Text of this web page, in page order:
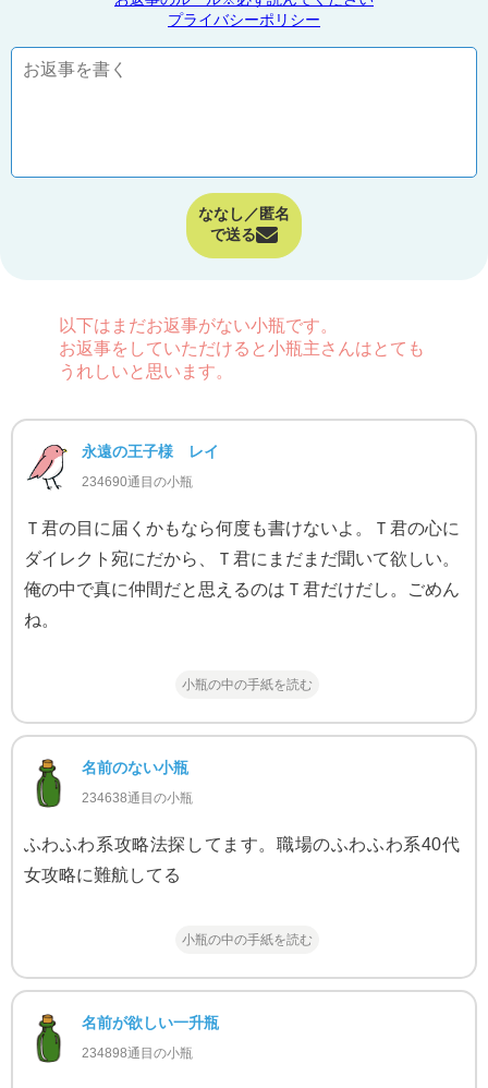
プライバシーポリシー
ななし／匿名
で送る
以下はまだお返事がない小瓶です。
お返事をしていただけると小瓶主さんはとても
うれしいと思います。
永遠の王子様 レイ
234690通目の小瓶
Ｔ君の目に届くかもなら何度も書けないよ。Ｔ君の心に
ダイレクト宛にだから、Ｔ君にまだまだ聞いて欲しい。
俺の中で真に仲間だと思えるのはＴ君だけだし。ごめん
ね。
小瓶の中の手紙を読む
名前のない小瓶
234638通目の小瓶
ふわふわ系攻略法探してます。職場のふわふわ系40代
女攻略に難航してる
小瓶の中の手紙を読む
名前が欲しい一升瓶
234898通目の小瓶